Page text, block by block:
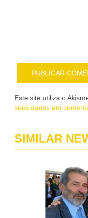
Este site utiliza o
seus dados em
SIMILAR